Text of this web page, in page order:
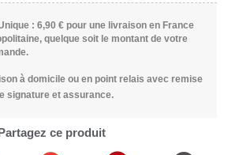
: 6,90 € pour une livraison en France
quelque soit le montant de votre
à domicile ou en point relais avec remise
signature et assurance.
ce produit